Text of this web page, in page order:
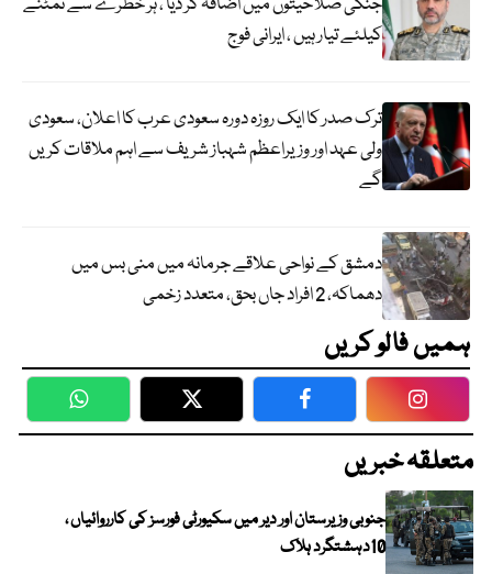
کیلئے تیار ہیں ، ایرانی فوج
ترک صدر کا ایک روزہ دورہ سعودی عرب کا اعلان، سعودی
ولی عہد اور وزیراعظم شہباز شریف سے اہم ملاقات کریں
گے
دمشق کے نواحی علاقے جرمانہ میں منی بس میں
دھماکہ، 2 افراد جاں بحق، متعدد زخمی
ہمیں فالو کریں
WhatsApp Twitter Facebook
متعلقہ خبریں
جنوبی وزیرستان اور دیر میں سکیورٹی فورسز کی کارروائیاں ،
10دہشتگرد ہلاک